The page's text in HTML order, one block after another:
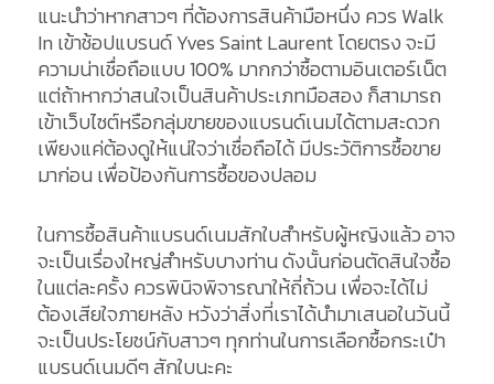
แนะนำว่าหากสาวๆ ที่ต้องการสินค้ามือหนึ่ง ควร Walk
In เข้าช้อปแบรนด์ Yves Saint Laurent โดยตรง จะมี
ความน่าเชื่อถือแบบ 100% มากกว่าซื้อตามอินเตอร์เน็ต
แต่ถ้าหากว่าสนใจเป็นสินค้าประเภทมือสอง ก็สามารถ
เข้าเว็บไซต์หรือกลุ่มขายของแบรนด์เนมได้ตามสะดวก
เพียงแค่ต้องดูให้แน่ใจว่าเชื่อถือได้ มีประวัติการซื้อขาย
มาก่อน เพื่อป้องกันการซื้อของปลอม
ในการซื้อสินค้าแบรนด์เนมสักใบสำหรับผู้หญิงแล้ว อาจ
จะเป็นเรื่องใหญ่สำหรับบางท่าน ดังนั้นก่อนตัดสินใจซื้อ
ในแต่ละครั้ง ควรพินิจพิจารณาให้ถี่ถ้วน เพื่อจะได้ไม่
ต้องเสียใจภายหลัง หวังว่าสิ่งที่เราได้นำมาเสนอในวันนี้
จะเป็นประโยชน์กับสาวๆ ทุกท่านในการเลือกซื้อกระเป๋า
แบรนด์เนมดีๆ สักใบนะคะ